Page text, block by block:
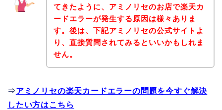
てきたように、アミノリセのお店で楽天カ
ードエラーが発生する原因は様々ありま
す。後は、下記アミノリセの公式サイトよ
り、直接質問されてみるといいかもしれま
せん。
⇒アミノリセの楽天カードエラーの問題を今すぐ解決
したい方はこちら